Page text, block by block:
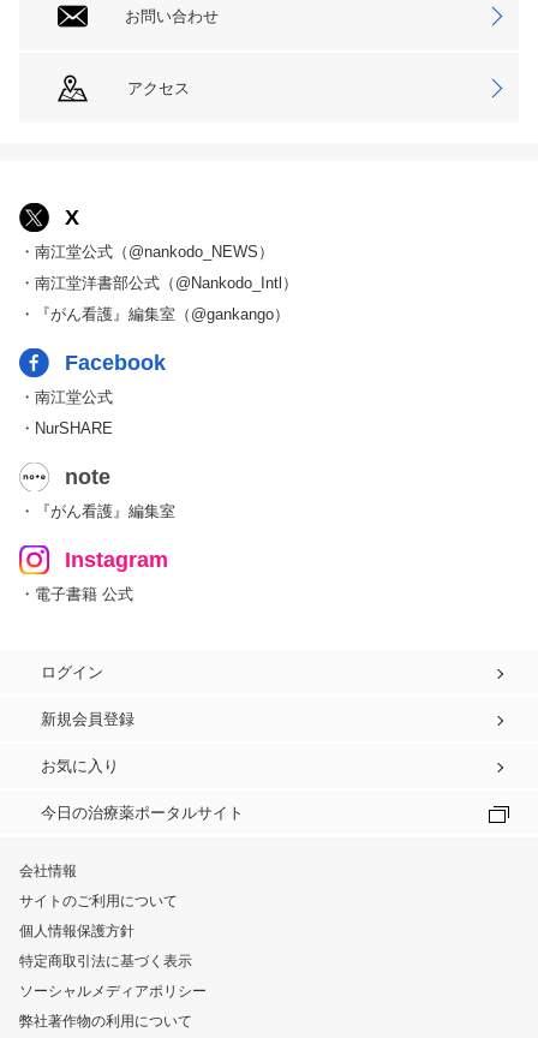
お問い合わせ
アクセス
X
・南江堂公式（@nankodo_NEWS）
・南江堂洋書部公式（@Nankodo_Intl）
・『がん看護』編集室（@gankango）
Facebook
・南江堂公式
・NurSHARE
note
・『がん看護』編集室
Instagram
・電子書籍 公式
ログイン
新規会員登録
お気に入り
今日の治療薬ポータルサイト
会社情報
サイトのご利用について
個人情報保護方針
特定商取引法に基づく表示
ソーシャルメディアポリシー
弊社著作物の利用について